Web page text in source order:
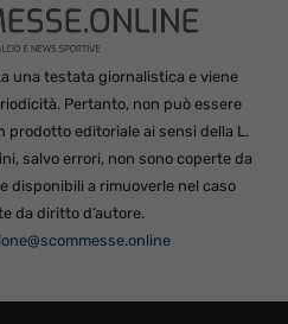
una testata giornalistica e viene
Pertanto, non può essere
prodotto editoriale ai sensi della L.
salvo errori, non sono coperte da
disponibili a rimuoverle nel caso
da diritto d’autore.